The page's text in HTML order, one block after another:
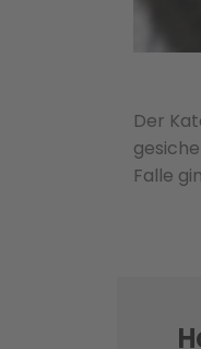
Der
Falle